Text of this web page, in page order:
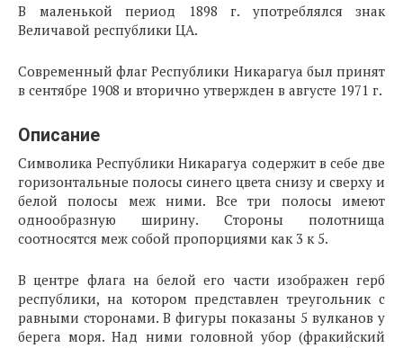
В маленькой период 1898 г. употреблялся знак
Величавой республики ЦА.
Современный флаг Республики Никарагуа был принят
в сентябре 1908 и вторично утвержден в августе 1971 г.
Описание
Символика Республики Никарагуа содержит в себе две
горизонтальные полосы синего цвета снизу и сверху и
белой полосы меж ними. Все три полосы имеют
однообразную ширину. Стороны полотнища
соотносятся меж собой пропорциями как 3 к 5.
В центре флага на белой его части изображен герб
республики, на котором представлен треугольник с
равными сторонами. В фигуры показаны 5 вулканов у
берега моря. Над ними головной убор (фракийский